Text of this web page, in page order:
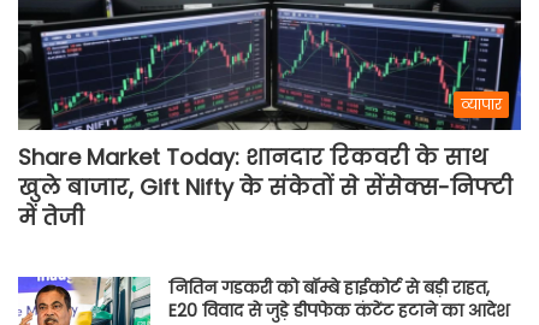
व्यापार
Share Market Today: शानदार रिकवरी के साथ
खुले बाजार, Gift Nifty के संकेतों से सेंसेक्स-निफ्टी
में तेजी
नितिन गडकरी को बॉम्बे हाईकोर्ट से बड़ी राहत,
E20 विवाद से जुड़े डीपफेक कंटेंट हटाने का आदेश